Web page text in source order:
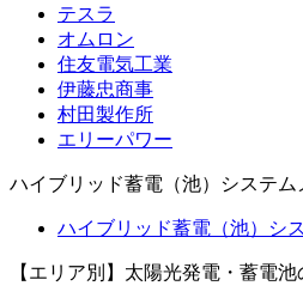
テスラ
オムロン
住友電気工業
伊藤忠商事
村田製作所
エリーパワー
ハイブリッド蓄電（池）システム
ハイブリッド蓄電（池）シ
【エリア別】太陽光発電・蓄電